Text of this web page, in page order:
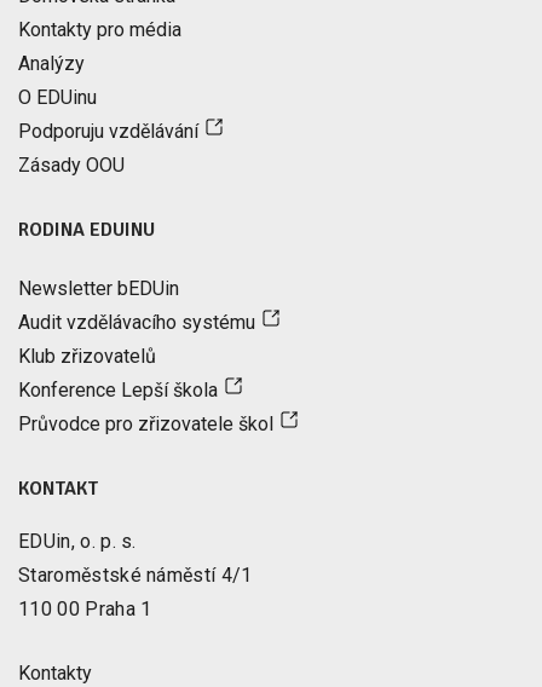
Kontakty pro média
Analýzy
O EDUinu
Podporuju vzdělávání
Zásady OOU
RODINA EDUINU
Newsletter bEDUin
Audit vzdělávacího systému
Klub zřizovatelů
Konference Lepší škola
Průvodce pro zřizovatele škol
KONTAKT
EDUin, o. p. s.
Staroměstské náměstí 4/1
110 00 Praha 1
Kontakty